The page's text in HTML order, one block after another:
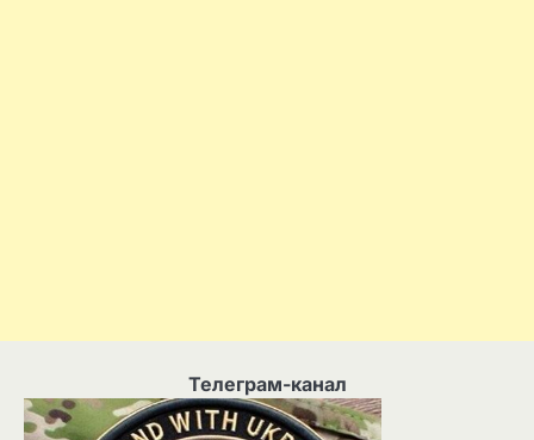
Телеграм-канал